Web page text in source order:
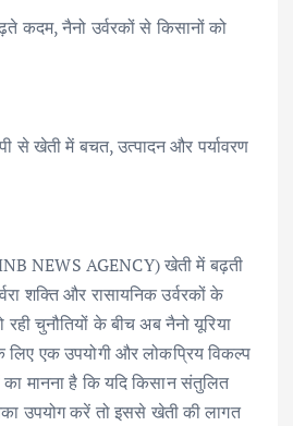
p n
कदम, नैनो उर्वरकों से किसानों को
से खेती में बचत, उत्पादन और पर्यावरण
NEWS AGENCY) खेती में बढ़ती
शक्ति और रासायनिक उर्वरकों के
चुनौतियों के बीच अब नैनो यूरिया
लिए एक उपयोगी और लोकप्रिय विकल्प
का मानना है कि यदि किसान संतुलित
उपयोग करें तो इससे खेती की लागत